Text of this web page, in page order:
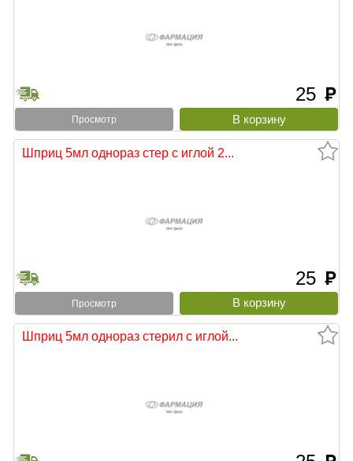
25 руб
Просмотр
Шприц 5мл однораз стер c иглой 2...
25 руб
Просмотр
Шприц 5мл однораз стерил с иглой...